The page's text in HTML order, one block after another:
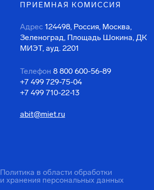
ПРИЕМНАЯ КОМИССИЯ
Адрес 124498, Россия, Москва,
Зеленоград, Площадь Шокина, ДК
МИЭТ, ауд. 2201
Телефон 8 800 600-56-89
+7 499 729-75-04
+7 499 710-22-13
abit@miet.ru
Политика в области обработки
и хранения персональных данных